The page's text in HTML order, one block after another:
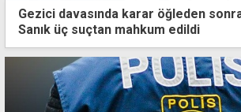
Gezici davasında karar öğleden
Sanık üç suçtan mahkum edildi